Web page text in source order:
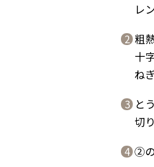
レ
2 粗
十
ね
3 と
切
4 ➁